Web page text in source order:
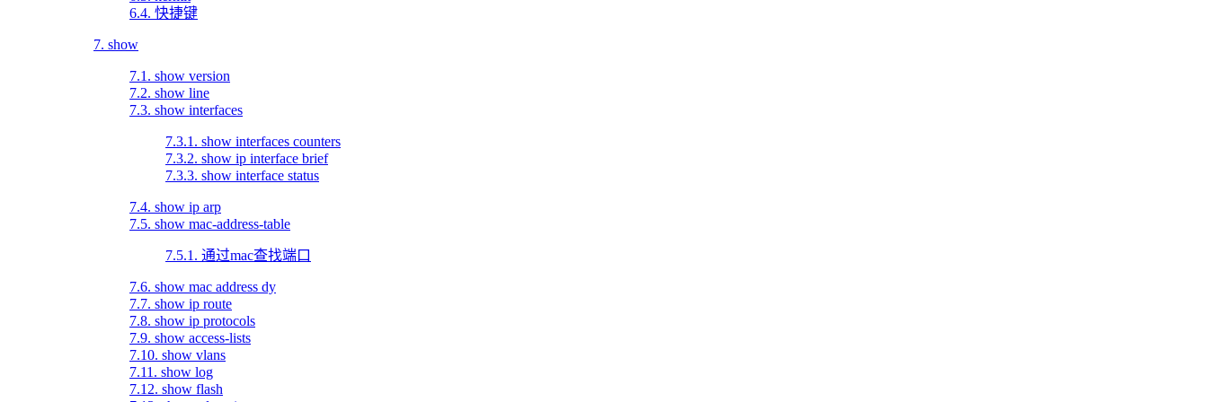
6.4. 快捷键
7. show
7.1. show version
7.2. show line
7.3. show interfaces
7.3.1. show interfaces counters
7.3.2. show ip interface brief
7.3.3. show interface status
7.4. show ip arp
7.5. show mac-address-table
7.5.1. 通过mac查找端口
7.6. show mac address dy
7.7. show ip route
7.8. show ip protocols
7.9. show access-lists
7.10. show vlans
7.11. show log
7.12. show flash